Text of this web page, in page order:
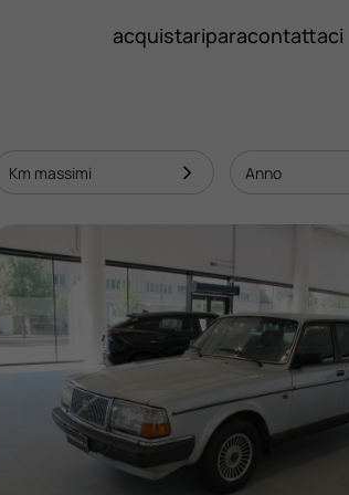
acquistariparacontattaci